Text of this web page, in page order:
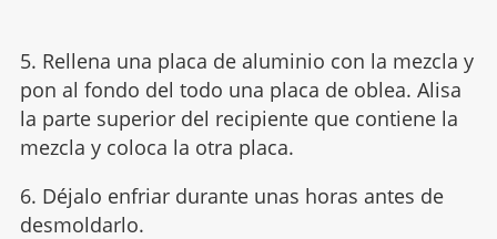
5. Rellena una placa de aluminio con la mezcla y
pon al fondo del todo una placa de oblea. Alisa
la parte superior del recipiente que contiene la
mezcla y coloca la otra placa.
6. Déjalo enfriar durante unas horas antes de
desmoldarlo.